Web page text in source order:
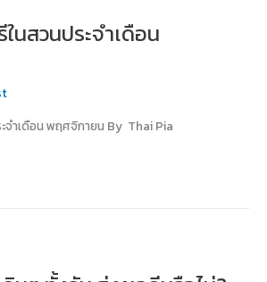
นสวนประจำเดือน
จำเดือน พฤศจิกายน By Thai Pia